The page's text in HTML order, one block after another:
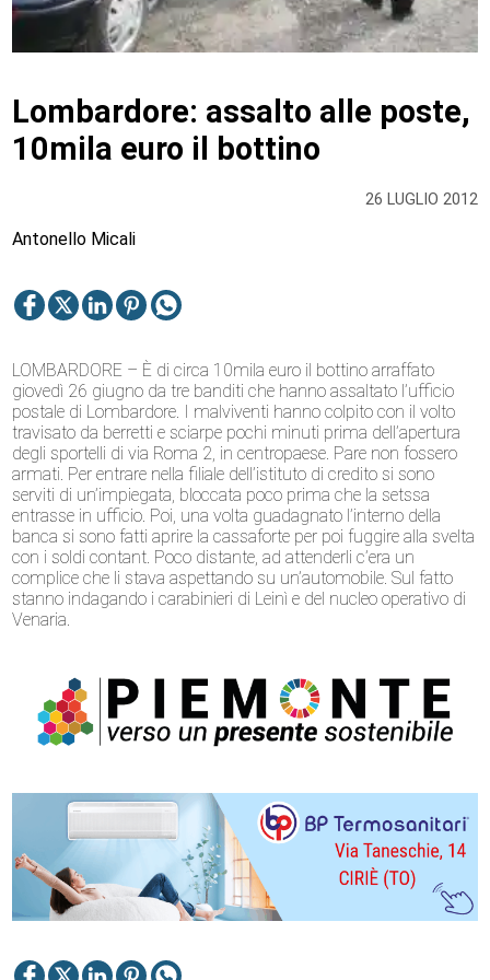
26 LUGLIO 2012
Lombardore: assalto alle poste,
10mila euro il bottino
Antonello Micali
LOMBARDORE – È di circa 10mila euro il bottino arraffato
giovedì 26 giugno da tre banditi che hanno assaltato l’ufficio
postale di Lombardore. I malviventi hanno colpito con il volto
travisato da berretti e sciarpe pochi minuti prima dell’apertura
degli sportelli di via Roma 2, in centropaese. Pare non fossero
armati. Per entrare nella filiale dell’istituto di credito si sono
serviti di un’impiegata, bloccata poco prima che la setssa
entrasse in ufficio. Poi, una volta guadagnato l’interno della
banca si sono fatti aprire la cassaforte per poi fuggire alla svelta
con i soldi contant. Poco distante, ad attenderli c’era un
complice che li stava aspettando su un’automobile. Sul fatto
stanno indagando i carabinieri di Leinì e del nucleo operativo di
Venaria.